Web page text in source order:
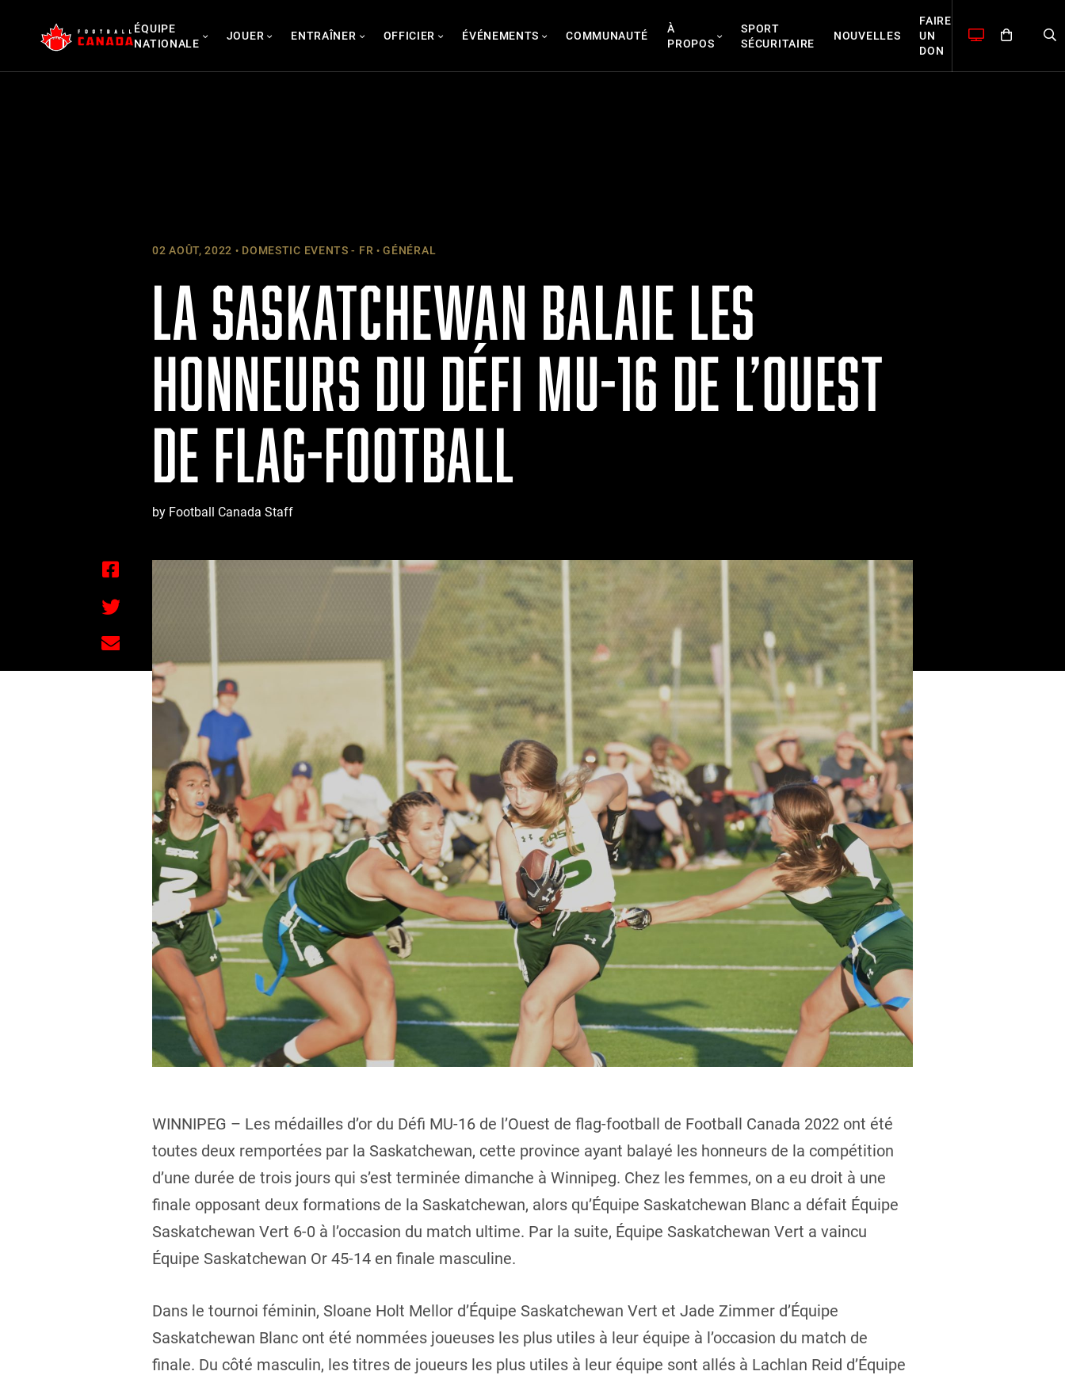
content
ÉQUIPE
NATIONALE
JOUER ENTRAÎNER OFFICIER ÉVÉNEMENTS COMMUNAUTÉ
À
PROPOS
SPORT
SÉCURITAIRE
NOUVELLES
FAIRE
UN
DON
02 AOÛT, 2022 DOMESTIC EVENTS - FR GÉNÉRAL
LA SASKATCHEWAN BALAIE LES
HONNEURS DU DÉFI MU-16 DE L’OUEST
DE FLAG-FOOTBALL
by Football Canada Staff
WINNIPEG – Les médailles d’or du Défi MU-16 de l’Ouest de flag-football de Football Canada 2022 ont été
toutes deux remportées par la Saskatchewan, cette province ayant balayé les honneurs de la compétition
d’une durée de trois jours qui s’est terminée dimanche à Winnipeg. Chez les femmes, on a eu droit à une
finale opposant deux formations de la Saskatchewan, alors qu’Équipe Saskatchewan Blanc a défait Équipe
Saskatchewan Vert 6-0 à l’occasion du match ultime. Par la suite, Équipe Saskatchewan Vert a vaincu
Équipe Saskatchewan Or 45-14 en finale masculine.
Dans le tournoi féminin, Sloane Holt Mellor d’Équipe Saskatchewan Vert et Jade Zimmer d’Équipe
Saskatchewan Blanc ont été nommées joueuses les plus utiles à leur équipe à l’occasion du match de
finale. Du côté masculin, les titres de joueurs les plus utiles à leur équipe sont allés à Lachlan Reid d’Équipe